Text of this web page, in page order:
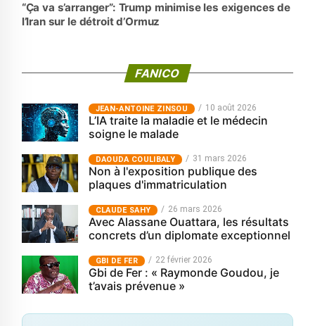
“Ça va s’arranger”: Trump minimise les exigences de
l’Iran sur le détroit d’Ormuz
FANICO
JEAN-ANTOINE ZINSOU 10 août 2026
L’IA traite la maladie et le médecin
soigne le malade
‎DAOUDA COULIBALY 31 mars 2026
Non à l'exposition publique des
plaques d'immatriculation
CLAUDE SAHY 26 mars 2026
Avec Alassane Ouattara, les résultats
concrets d’un diplomate exceptionnel
GBI DE FER 22 février 2026
Gbi de Fer : « Raymonde Goudou, je
t’avais prévenue »